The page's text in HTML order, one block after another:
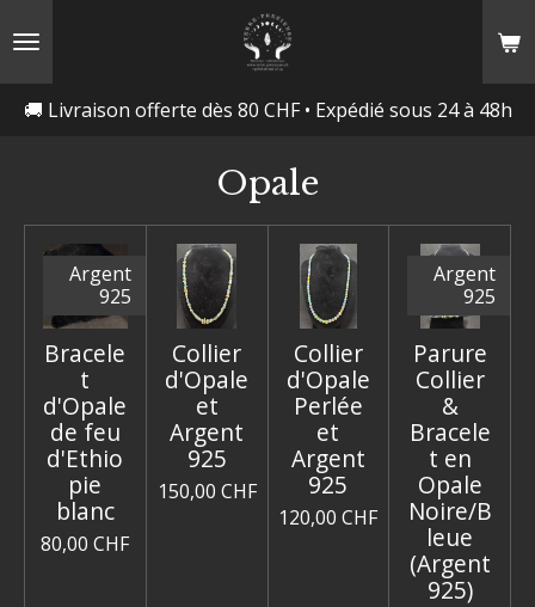
🚚 Livraison offerte dès 80 CHF • Expédié sous 24 à 48h
Opale
Argent
925
Bracele
t
d'Opale
de feu
d'Ethio
pie
blanc
80,00 CHF
Collier
d'Opale
et
Argent
925
150,00 CHF
Collier
d'Opale
Perlée
et
Argent
925
120,00 CHF
Argent
925
Parure
Collier
&
Bracele
t en
Opale
Noire/B
leue
(Argent
925)